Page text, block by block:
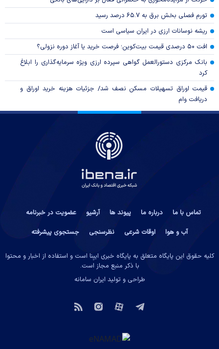
تورم فصلی بخش برق به ۶۵.۷ درصد رسید
ریشه نوسانات ارزی در ایران سیاسی است
افت ۵۰ درصدی قیمت بیت‌کوین؛ فرصت خرید یا آغاز دوره نزولی؟
بانک مرکزی دستورالعمل گواهی سپرده ارزی ویژه سرمایه‌گذاری را ابلاغ
کرد
قیمت اوراق تسهیلات مسکن نصف شد/ جزئیات هزینه خرید اوراق و
دریافت وام
تماس با ما درباره ما پیوند ها آرشیو
عضویت در خبرنامه
آب و هوا
اوقات شرعی نظرسنجی جستجوی پیشرفته
کلیه حقوق این پایگاه متعلق به پایگاه خبری ایبِنا است و استفاده از اخبار و محتوا
با ذکر منبع مجاز است.
طراحی و تولید ایران سامانه